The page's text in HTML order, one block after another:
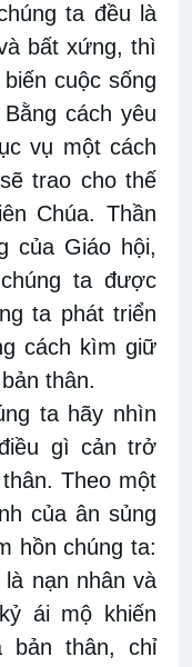
ta đều là
bất xứng, thì
cuộc sống
cách yêu
vụ một cách
trao cho thế
Chúa. Thần
của Giáo hội,
ta được
ta phát triển
cách kìm giữ
thân.
ta hãy nhìn
gì cản trở
Theo một
của ân sủng
hồn chúng ta:
nạn nhân và
ái mộ khiến
bản thân, chỉ